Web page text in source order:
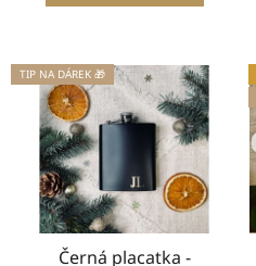
TIP NA DÁREK 🎁
Černá placatka -